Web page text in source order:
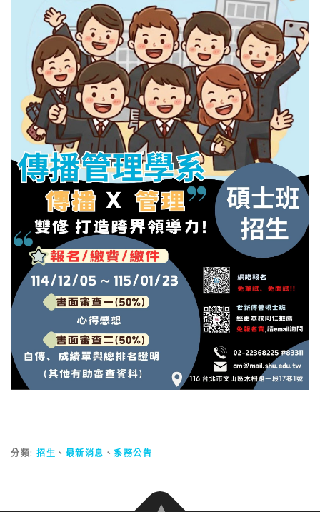
分類: 招生 、 最新消息 、 系務公告